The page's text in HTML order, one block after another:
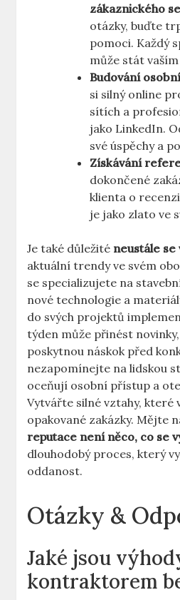
zákaznického
otázky, buďte
pomoci. Každý
může stát
Budování
si silný online
sítích a
jako LinkedIn.
své úspěchy a
Získávání
dokončené
klienta o
je jako zlato ve
Je také důležité neustále se
aktuální trendy ve svém
se specializujete na
nové technologie a
do svých projektů
týden může přinést
poskytnou náskok před
nezapomínejte na lidskou
oceňují osobní přístup a
Vytvářte silné vztahy, které
opakované zakázky. Mějte
reputace není něco, co se
dlouhodobý proces, který
oddanost.
Otázky &
Jaké jsou
kontraktorem